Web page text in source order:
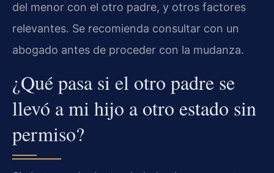
del menor con el otro padre, y otros factores
relevantes. Se recomienda consultar con un
abogado antes de proceder con la mudanza.
¿Qué pasa si el otro padre se
llevó a mi hijo a otro estado sin
permiso?